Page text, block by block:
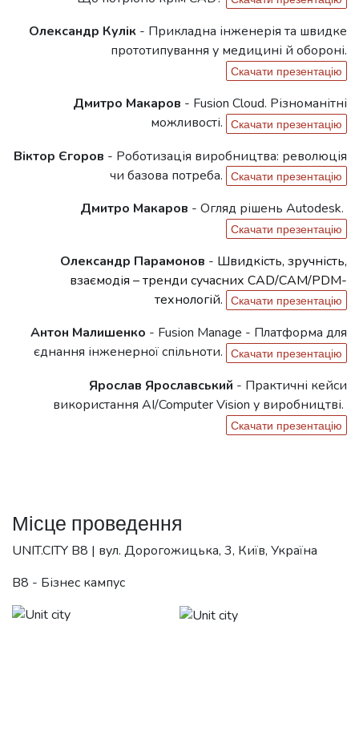
Олександр Кулік - Прикладна інженерія та швидке
прототипування у медицині й обороні.
Скачати презентацію
Дмитро Макаров - Fusion Cloud. Різноманітні
можливості. Скачати презентацію
Віктор Єгоров - Роботизація виробництва: революція
чи базова потреба.
Скачати презентацію
Дмитро Макаров - Огляд рішень Autodesk.
Скачати презентацію
Олександр Парамонов - Швидкість, зручність,
взаємодія – тренди сучасних CAD/CAM/PDM-
технологій.
Скачати презентацію
Антон Малишенко - Fusion Manage - Платформа для
єднання інженерної спільноти.
Скачати презентацію
Ярослав Ярославський - Практичні кейси
використання AI/Computer Vision у виробництві.
Скачати презентацію
Місце проведення
UNIT.CITY B8 | вул. Дорогожицька, 3, Київ, Україна
B8 - Бізнес кампус